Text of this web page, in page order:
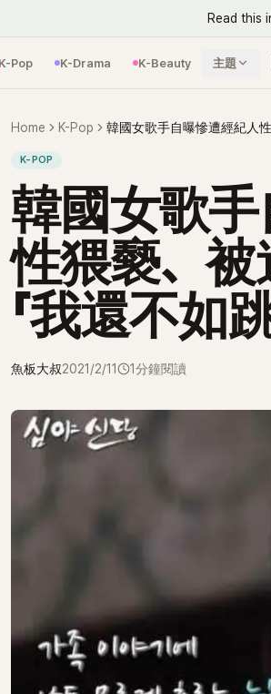
Read this
Pop K-Drama K-Beauty 主題
Home K-Pop
K-POP
韓國女歌
性猥褻、被
「我還不如
魚板大叔2021/2/11 1分鐘閱讀